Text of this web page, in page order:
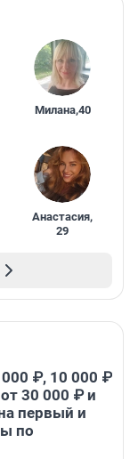
Милана,40
Анастасия,
29
₽, 10 000 ₽
30 000 ₽ и
первый и
по